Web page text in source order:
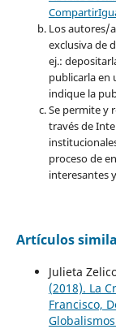
Los autores/
exclusiva de
ej.:
publicarla en
indique la
Se permite y
través de
proceso de
interesantes
Artículos
Julieta
(2018). La
Francisco,